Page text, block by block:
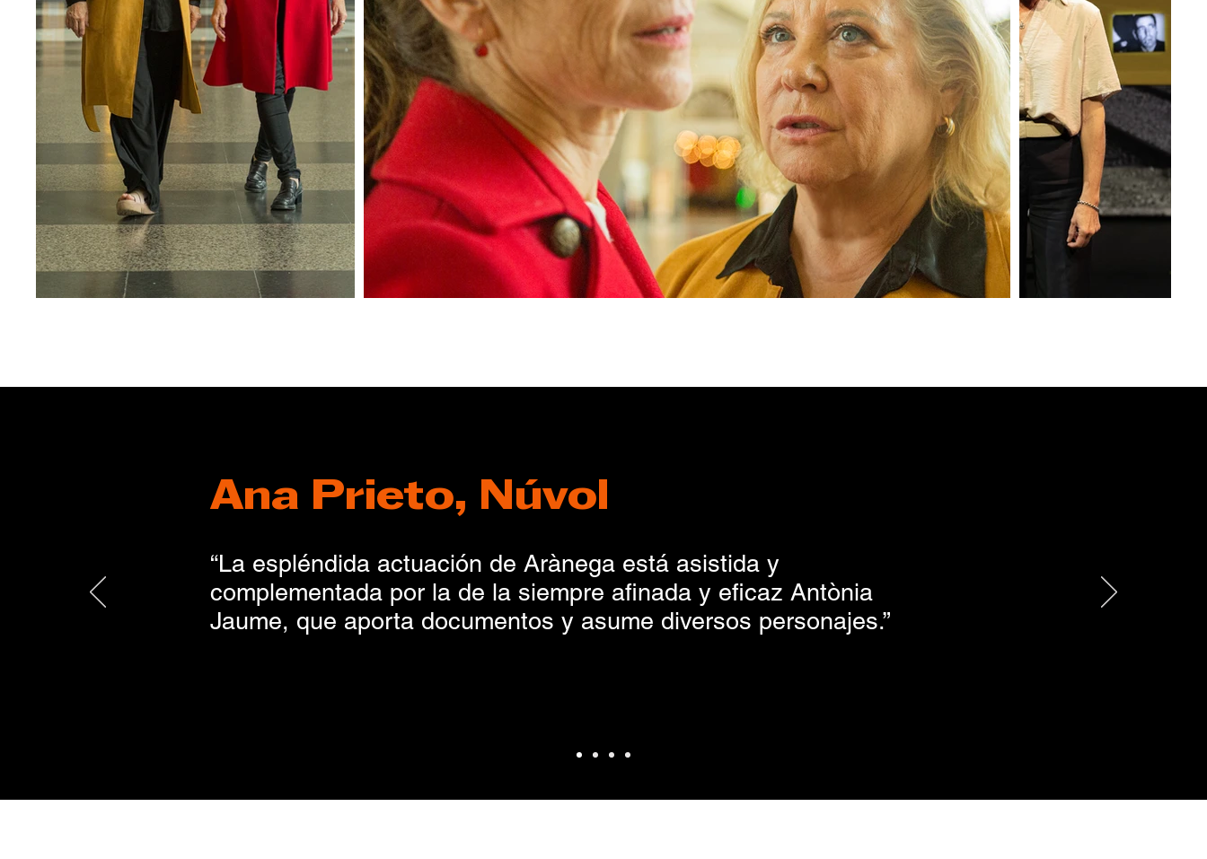
ICEC
Ana Prieto, Núvol
“La espléndida actuación de Arànega está asistida y
complementada por la de la siempre afinada y eficaz Antònia
Jaume, que aporta documentos y asume diversos personajes.”